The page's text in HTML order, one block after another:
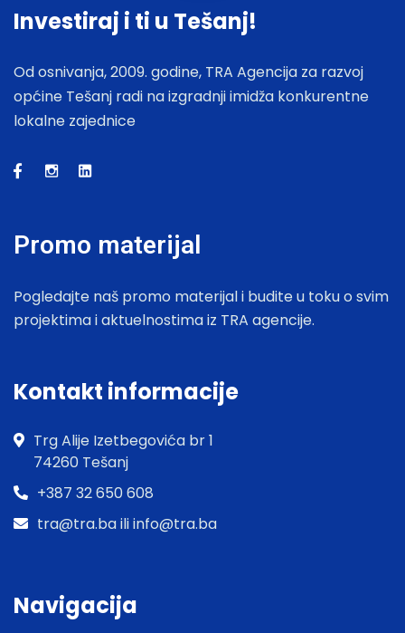
Investiraj i ti u Tešanj!
Od osnivanja, 2009. godine, TRA Agencija za razvoj
općine Tešanj radi na izgradnji imidža konkurentne
lokalne zajednice
Promo materijal
Pogledajte naš promo materijal i budite u toku o svim
projektima i aktuelnostima iz TRA agencije.
Kontakt informacije
Trg Alije Izetbegovića br 1
74260 Tešanj
+387 32 650 608
tra@tra.ba ili info@tra.ba
Navigacija